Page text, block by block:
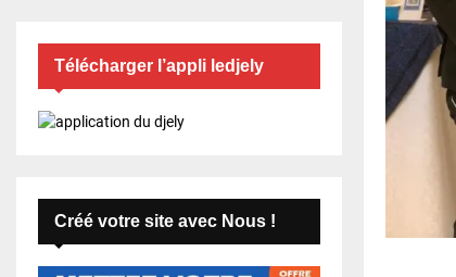
Télécharger l’appli ledjely
Créé votre site avec Nous !